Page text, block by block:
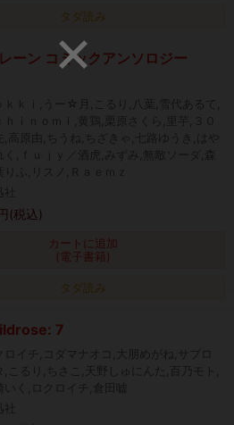
タダ読み
ーン コミックアンソロジー
(税込)
カートに追加
(電子書籍)
タダ読み
7
ロイチ,コダマナオコ,大朋めがね,サブロ
,こるり,ちさこ,天野しゅにんた,百乃モト,
いく,ロクロイチ,倉田嘘